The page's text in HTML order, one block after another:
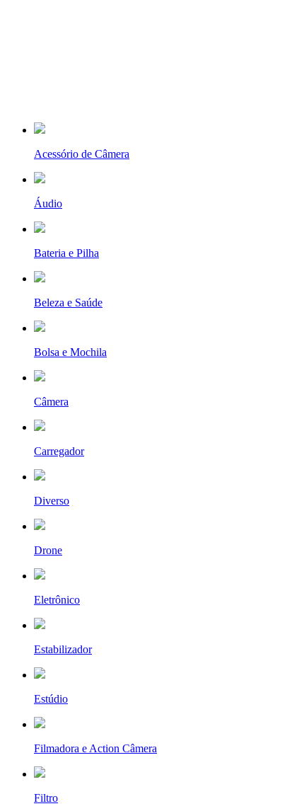
Acessório de Câmera
Áudio
Bateria e Pilha
Beleza e Saúde
Bolsa e Mochila
Câmera
Carregador
Diverso
Drone
Eletrônico
Estabilizador
Estúdio
Filmadora e Action Câmera
Filtro